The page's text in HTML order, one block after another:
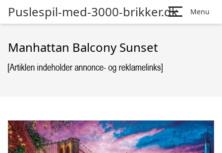
Puslespil-med-3000-brikker.dk Menu
Manhattan Balcony Sunset